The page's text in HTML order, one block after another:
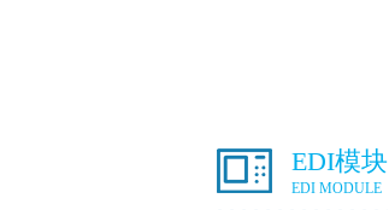
EDI模块
EDI MODULE